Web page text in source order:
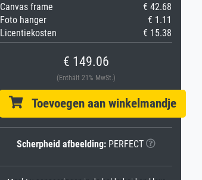
Canvas frame
€ 42.68
Foto hanger
€ 1.11
Licentiekosten
€ 15.38
€ 149.06
(Enthält 21% MwSt.)
Toevoegen aan winkelmandje
Scherpheid afbeelding:PERFECT